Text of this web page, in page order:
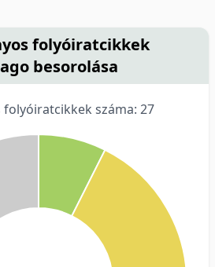
folyóiratcikkek
besorolása
száma: 27